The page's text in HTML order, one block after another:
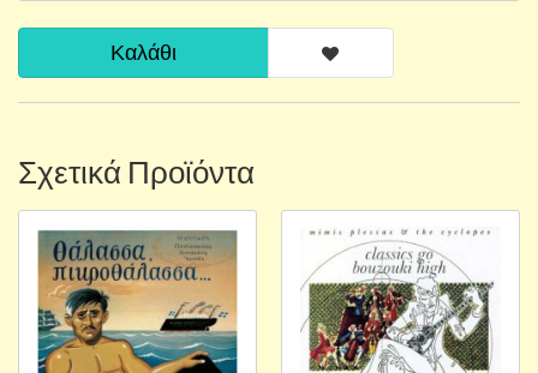
Καλάθι
Σχετικά Προϊόντα